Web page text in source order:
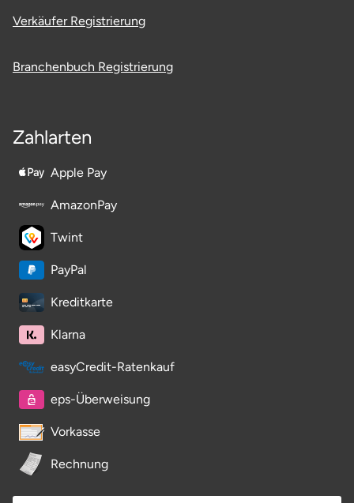
Verkäufer Registrierung
Branchenbuch Registrierung
Zahlarten
Apple Pay
AmazonPay
Twint
PayPal
Kreditkarte
Klarna
easyCredit-Ratenkauf
eps-Überweisung
Vorkasse
Rechnung
Nordwestmecklenburg
Nürnberg
Oder-Spree
Oldenburg
Osnabrück